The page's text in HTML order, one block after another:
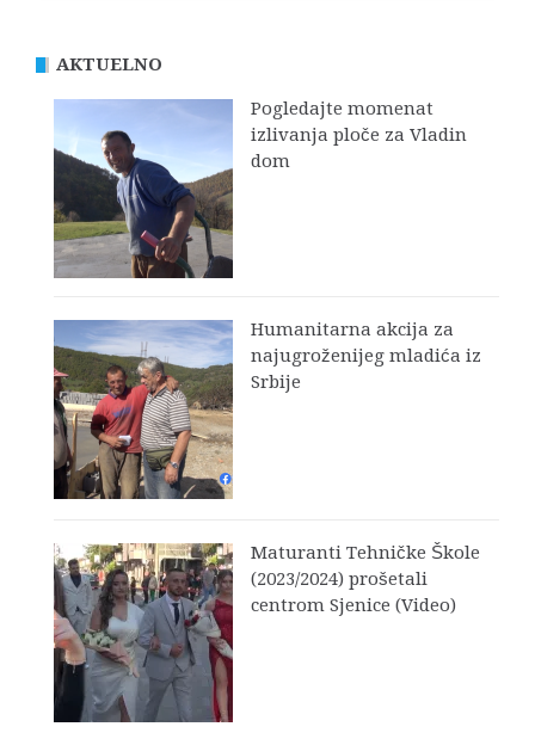
AKTUELNO
Pogledajte momenat
izlivanja ploče za Vladin
dom
Humanitarna akcija za
najugroženijeg mladića iz
Srbije
Maturanti Tehničke Škole
(2023/2024) prošetali
centrom Sjenice (Video)